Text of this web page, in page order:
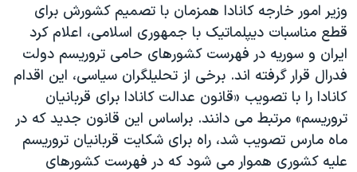
وزیر امور خارجه کانادا همزمان با تصمیم کشورش برای
قطع مناسبات دیپلماتیک با جمهوری اسلامی، اعلام کرد
ایران و سوریه در فهرست کشورهای حامی تروریسم دولت
فدرال قرار گرفته اند. برخی از تحلیلگران سیاسی، این اقدام
کانادا را با تصویب «قانون عدالت کانادا برای قربانیان
تروریسم» مرتبط می دانند. براساس این قانون جدید که در
ماه مارس تصویب شد، راه برای شکایت قربانیان تروریسم
علیه کشوری هموار می شود که در فهرست کشورهای